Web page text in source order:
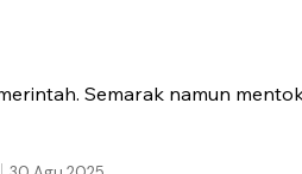
Semarak namun